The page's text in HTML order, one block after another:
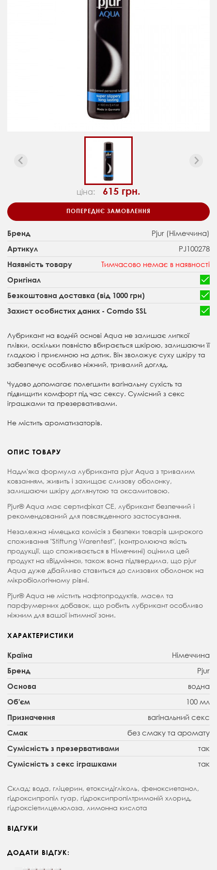
ціна: 615 грн.
ПОПЕРЕДНЄ ЗАМОВЛЕННЯ
Бренд Pjur (Німеччина)
Артикул PJ100278
Наявність товару Тимчасово немає в наявності
Оригінал
Безкоштовна доставка (від 1000 грн)
Захист особистих даних - Comdo SSL
Лубрикант на водній основі Aqua не залишає липкої
плівки, оскільки повністю вбирається шкірою, залишаючи її
гладкою і приємною на дотик. Він зволожує суху шкіру та
забезпечує особливо ніжний, тривалий догляд.
Чудово допомагає полегшити вагінальну сухість та
підвищити комфорт під час сексу. Сумісний з секс
іграшками та презервативами.
Не містить ароматизаторів.
ОПИС ТОВАРУ
Надм'яка формула лубриканта pjur Aqua з тривалим
ковзанням, живить і захищає слизову оболонку,
залишаючи шкіру доглянутою та оксамитовою.
Pjur® Aqua має сертифікат СЕ, лубрикант безпечний і
рекомендований для повсякденного застосування.
Незалежна німецька комісія з безпеки товарів широкого
споживання "Stiftung Warentest", (контролююча якість
продукції, що споживається в Німеччині) оцінила цей
продукт на «Відмінно», також вона підтвердила, що pjur
Aqua дуже дбайливо ставиться до слизових оболонок на
мікробіологічному рівні.
Pjur® Aqua не містить нафтопродуктів, масел та
парфумерних добавок, що робить лубрикант особливо
ніжним для вашої інтимної зони.
ХАРАКТЕРИСТИКИ
Країна Німеччина
Бренд Pjur
Основа водна
Об'єм 100 мл
Призначення вагінальний секс
Смак без смаку та аромату
Сумісність з презервативами так
Сумісність з секс іграшками так
Склад: вода, гліцерин, етоксидігліколь, феноксиетанол,
гідроксипропіл гуар, гідроксипропілтримоній хлорид,
гідроксіетилцелюлоза, лимонна кислота
ВІДГУКИ
ДОДАТИ ВІДГУК: